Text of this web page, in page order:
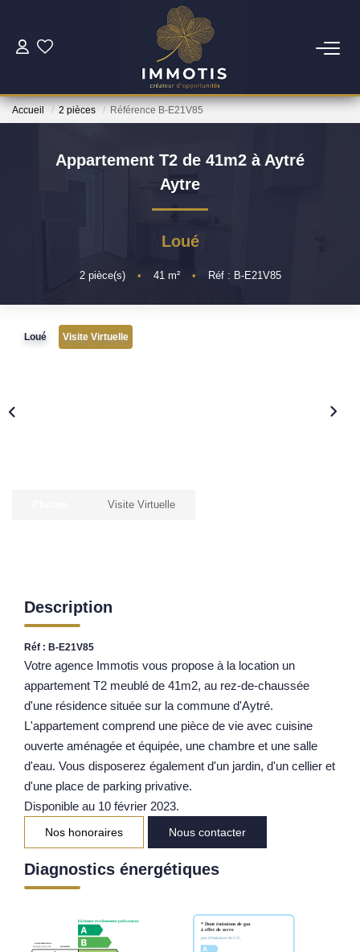
ESTIMER
Nos Biens
Nos Services
LOUER
AGENCES
Notre Équipe
Parrainage
Nos Actualités
EXTRANET
Accueil 2 pièces Référence B-E21V85
Appartement T2 de 41m2 à Aytré
Aytre
Loué
2pièce(s) • 41 m² • Réf : B-E21V85
Loué Visite Virtuelle
Visite Virtuelle
Description
Réf : B-E21V85
Votre agence Immotis vous propose à la location un
appartement T2 meublé de 41m2, au rez-de-chaussée
d'une résidence située sur la commune d'Aytré.
L'appartement comprend une pièce de vie avec cuisine
ouverte aménagée et équipée, une chambre et une salle
d'eau. Vous disposerez également d'un jardin, d'un cellier et
d'une place de parking privative.
Disponible au 10 février 2023.
Nos honoraires Nous contacter
Diagnostics énergétiques